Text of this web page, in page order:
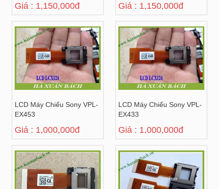
Giá : 1,150,000đ Giá : 1,150,000đ
LCD Máy Chiếu Sony VPL-
EX453
Giá : 1,000,000đ
LCD Máy Chiếu Sony VPL-
EX433
Giá : 1,000,000đ